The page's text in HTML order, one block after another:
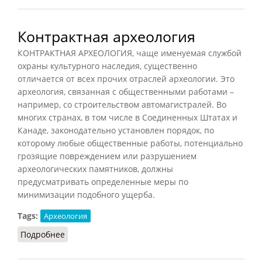
Контрактная археология
КОНТРАКТНАЯ АРХЕОЛОГИЯ, чаще именуемая службой
охраны культурного наследия, существенно
отличается от всех прочих отраслей археологии. Это
археология, связанная с общественными работами –
например, со строительством автомагистралей. Во
многих странах, в том числе в Соединенных Штатах и
Канаде, законодательно установлен порядок, по
которому любые общественные работы, потенциально
грозящие повреждением или разрушением
археологических памятников, должны
предусматривать определенные меры по
минимизации подобного ущерба.
Tags:
Археология
Подробнее